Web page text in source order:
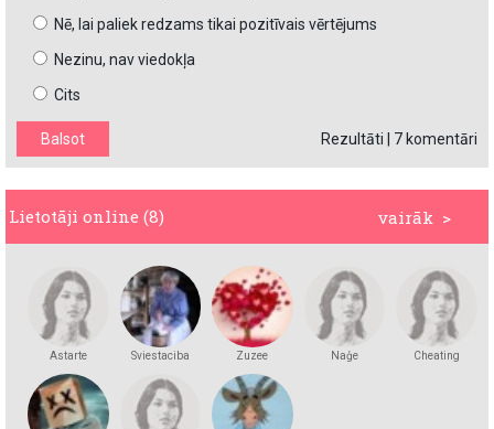
Nē, lai paliek redzams tikai pozitīvais vērtējums
Nezinu, nav viedokļa
Cits
Rezultāti 7 komentāri
vairāk >
Lietotāji online (8)
Astarte Sviestaciba Zuzee Naģe Cheating